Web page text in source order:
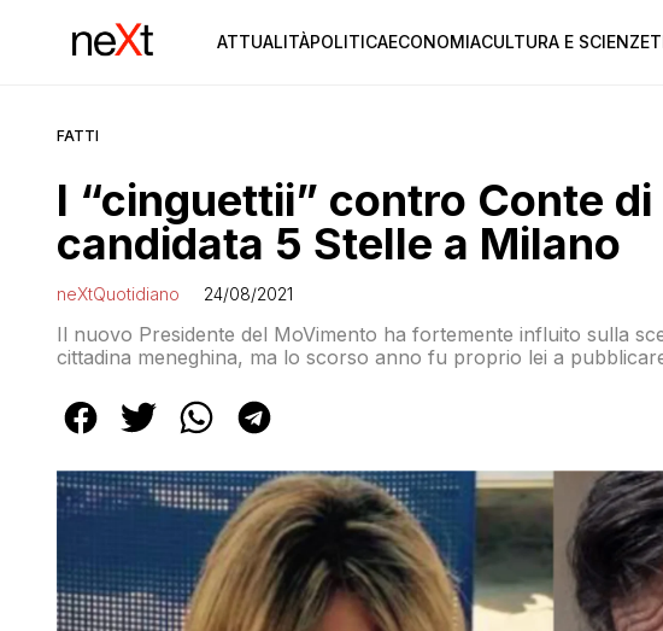
ATTUALITÀPOLITICAECONOMIACULTURA E SCIENZE
FATTI
I “cinguettii” contro Conte
candidata 5 Stelle a Milano
neXtQuotidiano 24/08/2021
Il nuovo Presidente del MoVimento ha fortemente influito sulla
cittadina meneghina, ma lo scorso anno fu proprio lei a